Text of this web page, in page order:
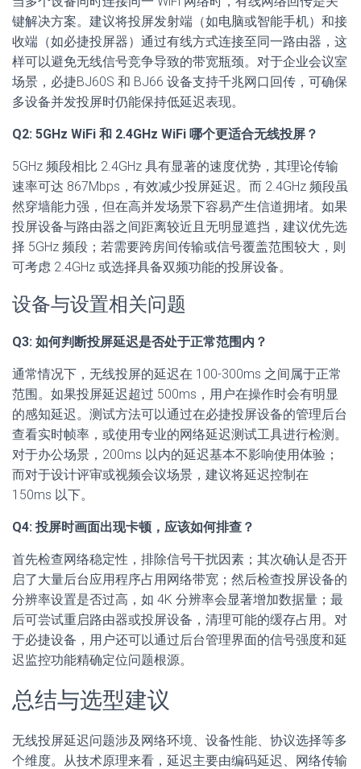
键解决方案。建议将投屏发射端（如电脑或智能手机）和接
收端（如必捷投屏器）通过有线方式连接至同一路由器，这
样可以避免无线信号竞争导致的带宽瓶颈。对于企业会议室
场景，必捷BJ60S 和 BJ66 设备支持千兆网口回传，可确保
多设备并发投屏时仍能保持低延迟表现。
Q2: 5GHz WiFi 和 2.4GHz WiFi 哪个更适合无线投屏？
5GHz 频段相比 2.4GHz 具有显著的速度优势，其理论传输
速率可达 867Mbps，有效减少投屏延迟。而 2.4GHz 频段虽
然穿墙能力强，但在高并发场景下容易产生信道拥堵。如果
投屏设备与路由器之间距离较近且无明显遮挡，建议优先选
择 5GHz 频段；若需要跨房间传输或信号覆盖范围较大，则
可考虑 2.4GHz 或选择具备双频功能的投屏设备。
设备与设置相关问题
Q3: 如何判断投屏延迟是否处于正常范围内？
通常情况下，无线投屏的延迟在 100-300ms 之间属于正常
范围。如果投屏延迟超过 500ms，用户在操作时会有明显
的感知延迟。测试方法可以通过在必捷投屏设备的管理后台
查看实时帧率，或使用专业的网络延迟测试工具进行检测。
对于办公场景，200ms 以内的延迟基本不影响使用体验；
而对于设计评审或视频会议场景，建议将延迟控制在
150ms 以下。
Q4: 投屏时画面出现卡顿，应该如何排查？
首先检查网络稳定性，排除信号干扰因素；其次确认是否开
启了大量后台应用程序占用网络带宽；然后检查投屏设备的
分辨率设置是否过高，如 4K 分辨率会显著增加数据量；最
后可尝试重启路由器或投屏设备，清理可能的缓存占用。对
于必捷设备，用户还可以通过后台管理界面的信号强度和延
迟监控功能精确定位问题根源。
总结与选型建议
无线投屏延迟问题涉及网络环境、设备性能、协议选择等多
个维度。从技术原理来看，延迟主要由编码延迟、网络传输